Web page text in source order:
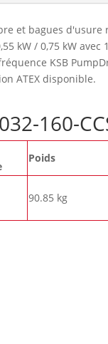
et bagues
kW / 0,75 kW
KSB
ATEX disponible.
160-
Poids
90.85 kg